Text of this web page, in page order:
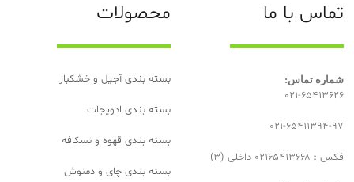
تماس با ما
شماره تماس:
۰۲۱-۶۵۴۱۳۶۲۶
۰۲۱-۶۵۴۱۱۳۹۴-۹۷
فکس : ۰۲۱۶۵۴۱۳۶۶۸ داخلی (۳)
محصولات
بسته بندی آجیل و خشکبار
بسته‌ بندی ادویجات
بسته بندی قهوه و نسکافه
بسته بندی چای و دمنوش